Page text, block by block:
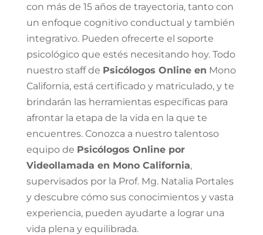
con más de 15 años de trayectoria, tanto con
un enfoque cognitivo conductual y también
integrativo. Pueden ofrecerte el soporte
psicológico que estés necesitando hoy. Todo
nuestro staff de Psicólogos Online en Mono
California, está certificado y matriculado, y te
brindarán las herramientas específicas para
afrontar la etapa de la vida en la que te
encuentres. Conozca a nuestro talentoso
equipo de Psicólogos Online por
Videollamada en Mono California,
supervisados por la Prof. Mg. Natalia Portales
y descubre cómo sus conocimientos y vasta
experiencia, pueden ayudarte a lograr una
vida plena y equilibrada.